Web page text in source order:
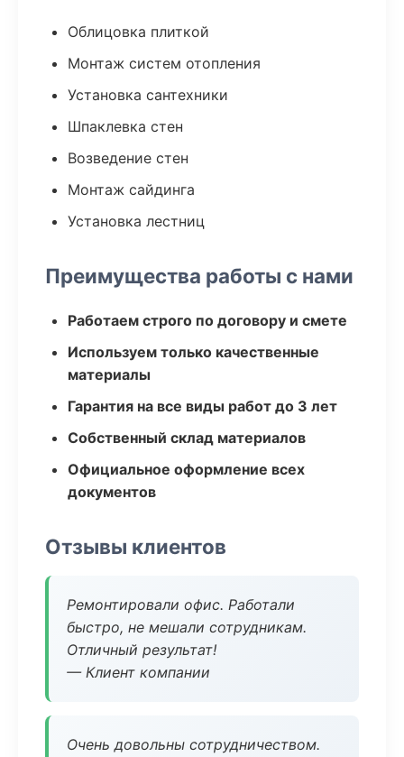
Облицовка плиткой
Монтаж систем отопления
Установка сантехники
Шпаклевка стен
Возведение стен
Монтаж сайдинга
Установка лестниц
Преимущества работы с нами
Работаем строго по договору и смете
Используем только качественные
материалы
Гарантия на все виды работ до 3 лет
Собственный склад материалов
Официальное оформление всех
документов
Отзывы клиентов
Ремонтировали офис. Работали
быстро, не мешали сотрудникам.
Отличный результат!
— Клиент компании
Очень довольны сотрудничеством.